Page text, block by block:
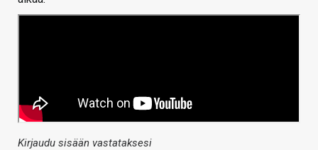
Kirjaudu sisään vastataksesi